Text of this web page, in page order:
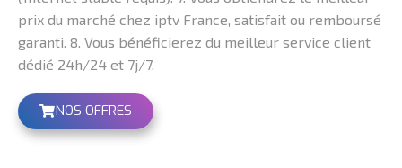
prix du marché chez iptv France, satisfait ou remboursé
garanti. 8. Vous bénéficierez du meilleur service client
dédié 24h/24 et 7j/7.
NOS OFFRES